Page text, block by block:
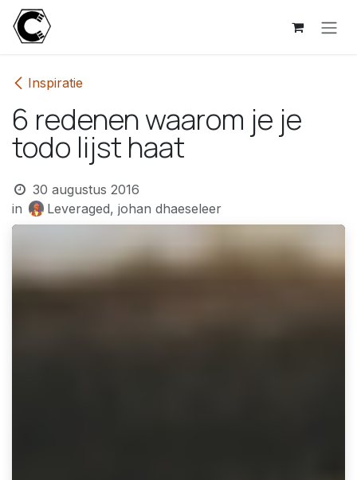
Overslaan naar inhoud
Inspiratie
6 redenen waarom je je
todo lijst haat
30 augustus 2016
in
Leveraged, johan dhaeseleer